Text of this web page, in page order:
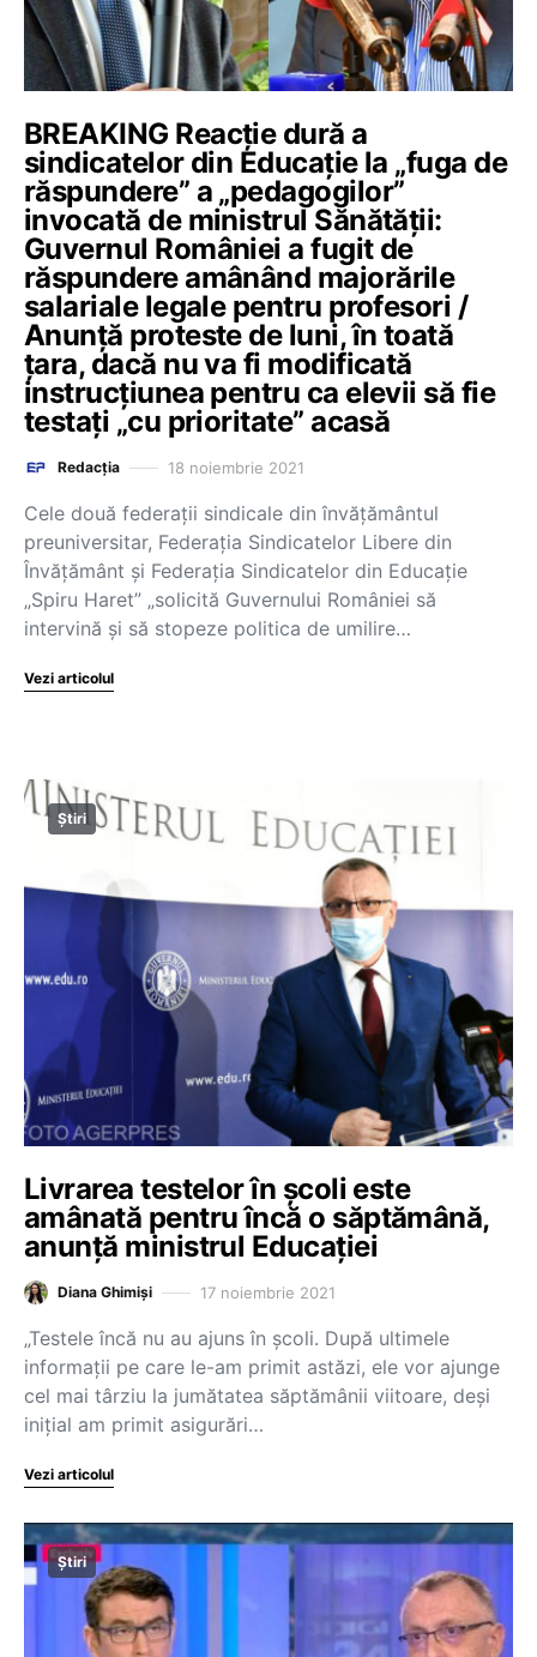
BREAKING Reacție dură a
sindicatelor din Educație la „fuga de
răspundere” a „pedagogilor”
invocată de ministrul Sănătății:
Guvernul României a fugit de
răspundere amânând majorările
salariale legale pentru profesori /
Anunță proteste de luni, în toată
țara, dacă nu va fi modificată
instrucțiunea pentru ca elevii să fie
testați „cu prioritate” acasă
Redacția 18 noiembrie 2021
Cele două federații sindicale din învățământul
preuniversitar, Federația Sindicatelor Libere din
Învățământ și Federația Sindicatelor din Educație
„Spiru Haret” „solicită Guvernului României să
intervină și să stopeze politica de umilire…
Vezi articolul
Știri
Livrarea testelor în școli este
amânată pentru încă o săptămână,
anunță ministrul Educației
Diana Ghimiși 17 noiembrie 2021
„Testele încă nu au ajuns în școli. După ultimele
informații pe care le-am primit astăzi, ele vor ajunge
cel mai târziu la jumătatea săptămânii viitoare, deși
inițial am primit asigurări…
Vezi articolul
Știri